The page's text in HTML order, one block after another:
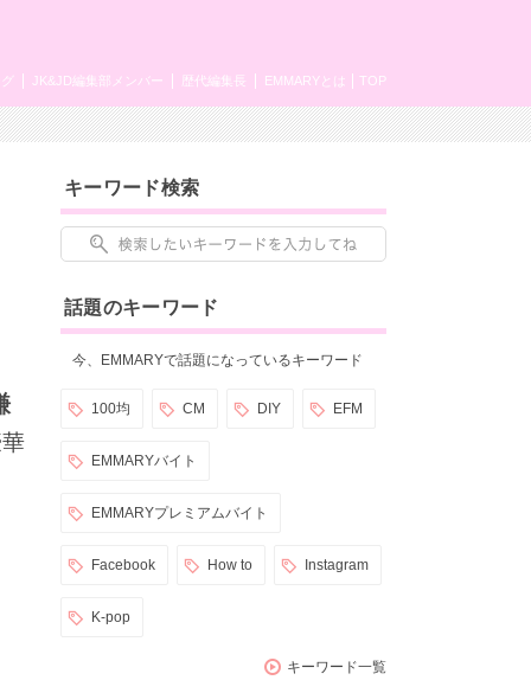
TOP
EMMARYとは
歴代編集長
JK&JD編集部メンバー
キーワード検索
話題のキーワード
今、EMMARYで話題になっているキーワード
100均 CM DIY EFM
EMMARYバイト
EMMARYプレミアムバイト
Facebook How to Instagram
K-pop
キーワード一覧